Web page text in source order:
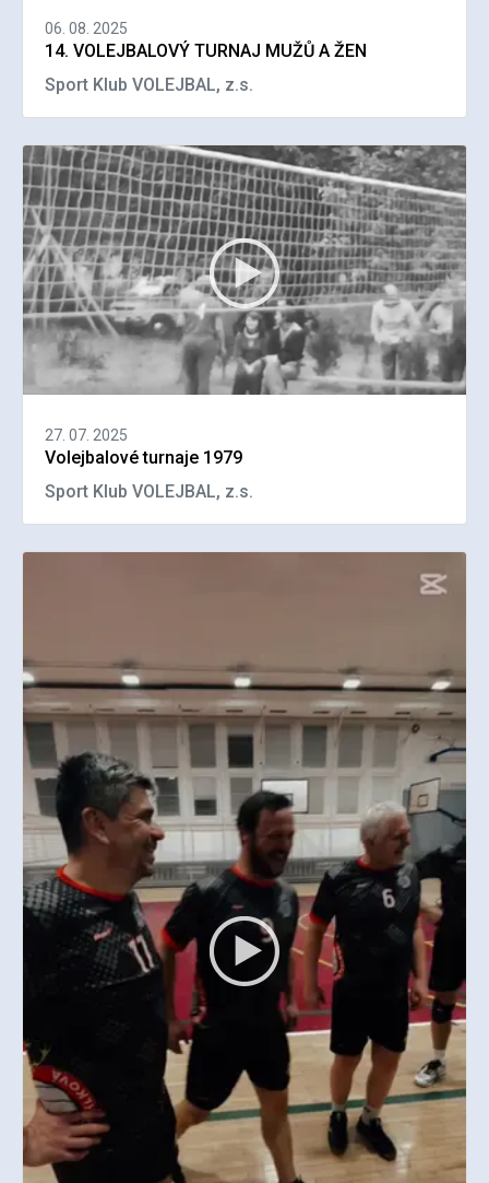
06. 08. 2025
14. VOLEJBALOVÝ TURNAJ MUŽŮ A ŽEN
Sport Klub VOLEJBAL, z.s.
27. 07. 2025
Volejbalové turnaje 1979
Sport Klub VOLEJBAL, z.s.